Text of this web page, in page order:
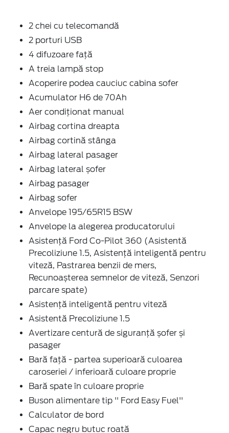
2 chei cu telecomandă
2 porturi USB
4 difuzoare față
A treia lampă stop
Acoperire podea cauciuc cabina sofer
Acumulator H6 de 70Ah
Aer condiționat manual
Airbag cortina dreapta
Airbag cortină stânga
Airbag lateral pasager
Airbag lateral șofer
Airbag pasager
Airbag sofer
Anvelope 195/65R15 BSW
Anvelope la alegerea producatorului
Asistență Ford Co-Pilot 360 (Asistentă
Precoliziune 1.5, Asistență inteligentă pentru
viteză, Pastrarea benzii de mers,
Recunoașterea semnelor de viteză, Senzori
parcare spate)
Asistență inteligentă pentru viteză
Asistentă Precoliziune 1.5
Avertizare centură de siguranță șofer și
pasager
Bară față - partea superioară culoarea
caroseriei / inferioară culoare proprie
Bară spate în culoare proprie
Buson alimentare tip '' Ford Easy Fuel''
Calculator de bord
Capac negru butuc roată